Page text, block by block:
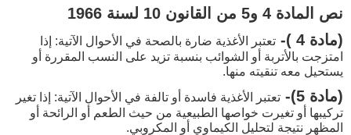
نص المادة 4 و5 من القانون 10 لسنة 1966
(مادة 4 )-
تعتبر الأغذية ضارة بالصحة في الأحوال الآتية: إذا
امتزجت بالأتربة أو الشوائب بنسبة تزيد على النسب المقررة أو
يستحيل معه تنقيته منها.
(مادة 5)-
تعتبر الأغذية فاسدة أو تالفة في الأحوال الآتية: إذا تغير
تركيبها أو تغيرت خواصها الطبيعية من حيث الطعم أو الرائحة أو
المظهر نتيجة لتحليل الكيماوي أو المكروبي.